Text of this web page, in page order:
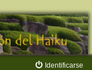
Identificarse